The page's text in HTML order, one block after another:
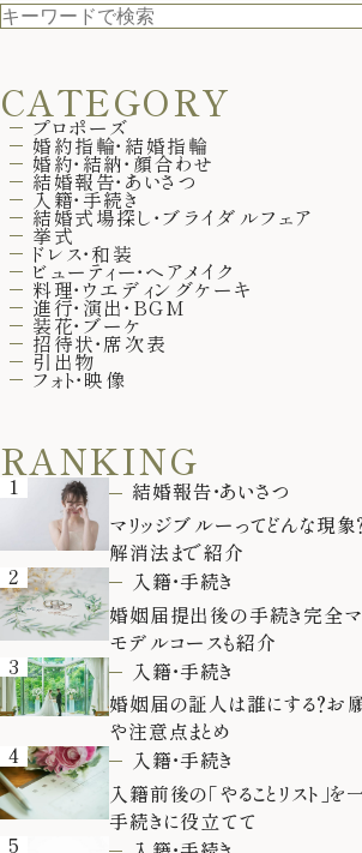
CATEGORY
プロポーズ
婚約指輪・結婚指輪
婚約・結納・顔合わせ
結婚報告・あいさつ
入籍・手続き
結婚式場探し・ブライダルフェア
挙式
ドレス・和装
ビューティー・ヘアメイク
料理・ウエディングケーキ
進行・演出・BGM
装花・ブーケ
招待状・席次表
引出物
フォト・映像
RANKING
1
結婚報告・あいさつ
マリッジブルーってどんな現象
解消法まで紹介
2
入籍・手続き
婚姻届提出後の手続き完全
モデルコースも紹介
3
入籍・手続き
婚姻届の証人は誰にする？お
や注意点まとめ
4
入籍・手続き
入籍前後の「やることリスト」
手続きに役立てて
5